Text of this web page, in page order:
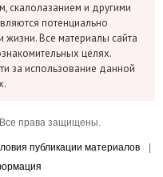
скалолазанием и другими
потенциально
Все материалы сайта
целях.
за использование данной
права защищены.
публикации материалов